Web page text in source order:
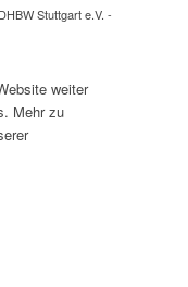
Stuttgart e.V. -
weiter
Mehr zu